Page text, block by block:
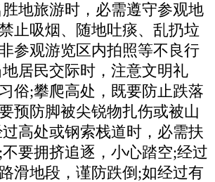
地旅游时，必需遵守参观地
止吸烟、随地吐痰、乱扔垃
参观游览区内拍照等不良行
居民交际时，注意文明礼
俗;攀爬高处，既要防止跌落
预防脚被尖锐物扎伤或被山
高处或钢索栈道时，必需扶
要拥挤追逐，小心踏空;经过
滑地段，谨防跌倒;如经过有